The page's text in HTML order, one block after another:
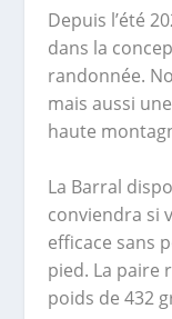
Depuis l’été
dans la
randonnée.
mais aussi
haute
La Barral
conviendra si
efficace sans
pied. La paire
poids de 432